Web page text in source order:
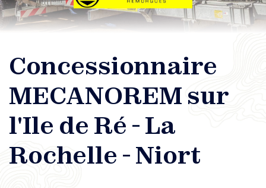
Concessionnaire
MECANOREM sur
l'Ile de Ré - La
Rochelle - Niort